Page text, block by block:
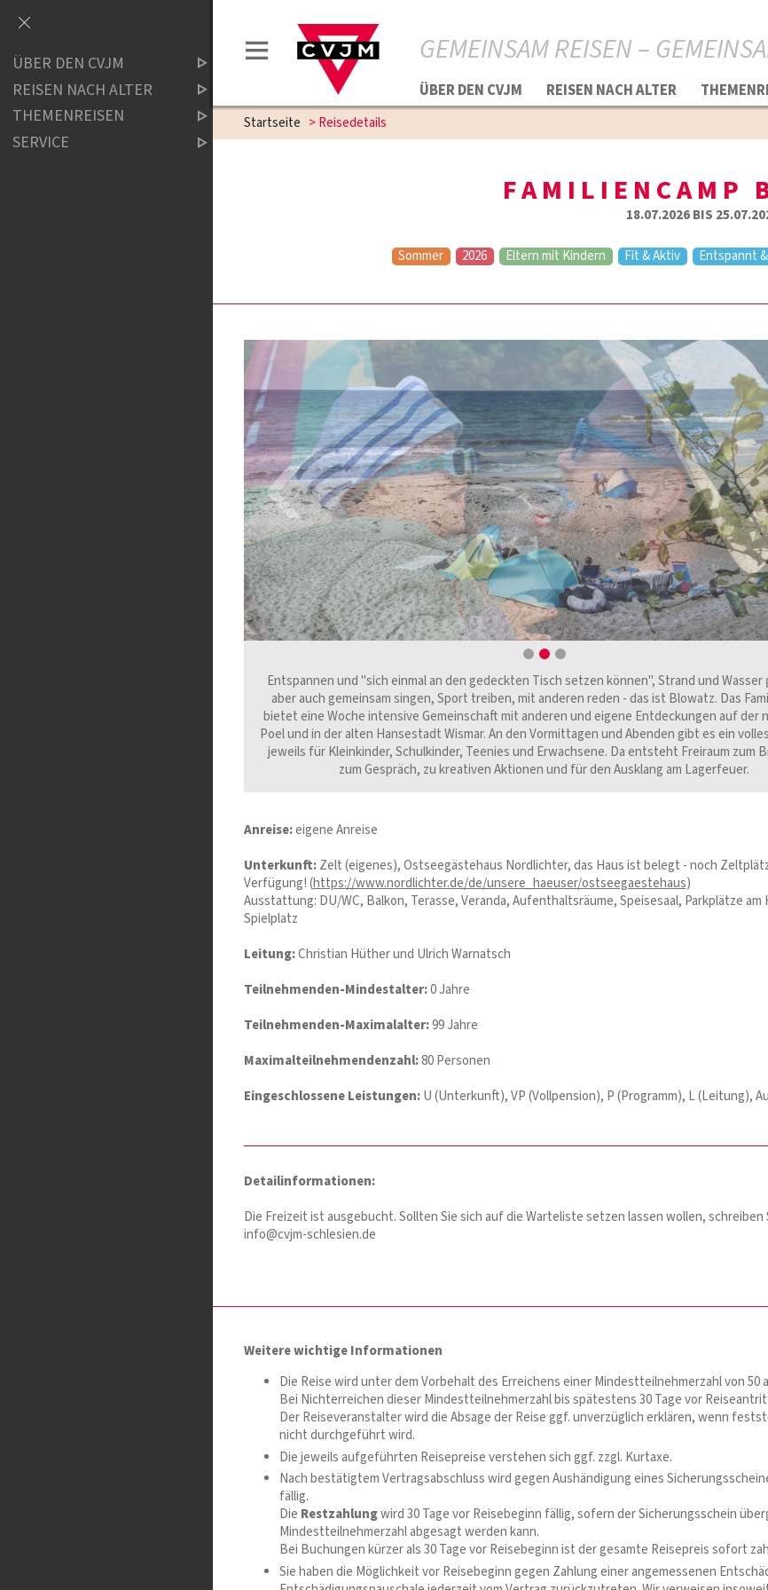
GEMEINSAM REISEN –
ÜBER DEN CVJM REISEN NACH ALTER
Startseite >Reisedetails
FAMILIENCAMP
18.07.2026 BIS
Sommer 2026 Eltern mit Kindern Fit & Aktiv Entspannt
‹
Entspannen und "sich einmal an den gedeckten Tisch setzen können", Strand und Wasser
aber auch gemeinsam singen, Sport treiben, mit anderen reden - das ist Blowatz. Das
bietet eine Woche intensive Gemeinschaft mit anderen und eigene Entdeckungen auf der
Poel und in der alten Hansestadt Wismar. An den Vormittagen und Abenden gibt es ein
jeweils für Kleinkinder, Schulkinder, Teenies und Erwachsene. Da entsteht Freiraum zum
zum Gespräch, zu kreativen Aktionen und für den Ausklang am Lagerfeuer.
Anreise:eigene Anreise
Unterkunft:Zelt (eigenes), Ostseegästehaus Nordlichter, das Haus ist belegt - noch
Verfügung! (https://www.nordlichter.de/de/unsere_haeuser/ostseegaestehaus)
Ausstattung: DU/WC, Balkon, Terasse, Veranda, Aufenthaltsräume, Speisesaal, Parkplätze am
Spielplatz
Leitung:Christian Hüther und Ulrich Warnatsch
Teilnehmenden-Mindestalter:0 Jahre
Teilnehmenden-Maximalalter:99 Jahre
Maximalteilnehmendenzahl:80 Personen
Eingeschlossene Leistungen:U (Unterkunft), VP (Vollpension), P (Programm), L (Leitung),
Detailinformationen:
Die Freizeit ist ausgebucht. Sollten Sie sich auf die Warteliste setzen lassen wollen, schreiben
info@cvjm-schlesien.de
Weitere wichtige Informationen
Die Reise wird unter dem Vorbehalt des Erreichens einer Mindestteilnehmerzahl von 50
Bei Nichterreichen dieser Mindestteilnehmerzahl bis spätestens 30 Tage vor
Der Reiseveranstalter wird die Absage der Reise ggf. unverzüglich erklären, wenn
nicht durchgeführt wird.
Die jeweils aufgeführten Reisepreise verstehen sich ggf. zzgl. Kurtaxe.
Nach bestätigtem Vertragsabschluss wird gegen Aushändigung eines
fällig.
Die Restzahlungwird 30 Tage vor Reisebeginn fällig, sofern der Sicherungsschein
Mindestteilnehmerzahl abgesagt werden kann.
Bei Buchungen kürzer als 30 Tage vor Reisebeginn ist der gesamte Reisepreis sofort
Sie haben die Möglichkeit vor Reisebeginn gegen Zahlung einer angemessenen
ÜBER DEN CVJM
REISEN NACH ALTER
THEMENREISEN
SERVICE